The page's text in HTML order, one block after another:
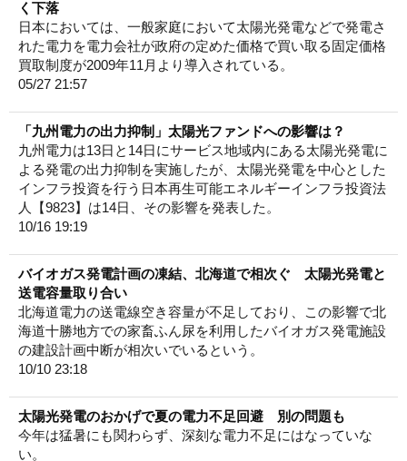
く下落
日本においては、一般家庭において太陽光発電などで発電さ
れた電力を電力会社が政府の定めた価格で買い取る固定価格
買取制度が2009年11月より導入されている。
05/27 21:57
「九州電力の出力抑制」太陽光ファンドへの影響は？
九州電力は13日と14日にサービス地域内にある太陽光発電に
よる発電の出力抑制を実施したが、太陽光発電を中心とした
インフラ投資を行う日本再生可能エネルギーインフラ投資法
人【9823】は14日、その影響を発表した。
10/16 19:19
バイオガス発電計画の凍結、北海道で相次ぐ 太陽光発電と
送電容量取り合い
北海道電力の送電線空き容量が不足しており、この影響で北
海道十勝地方での家畜ふん尿を利用したバイオガス発電施設
の建設計画中断が相次いでいるという。
10/10 23:18
太陽光発電のおかげで夏の電力不足回避 別の問題も
今年は猛暑にも関わらず、深刻な電力不足にはなっていな
い。